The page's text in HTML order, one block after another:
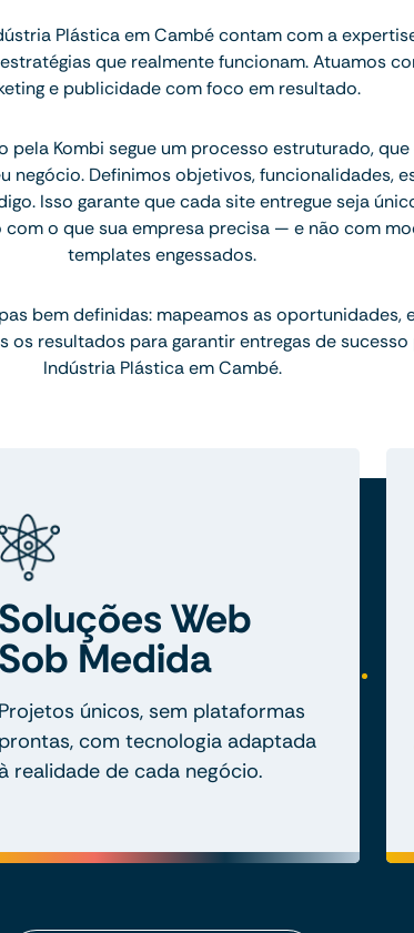
Plástica em Cambé contam com a
que realmente funcionam. Atuamos
e publicidade com foco em resultado.
pela Kombi segue um processo estruturado,
negócio. Definimos objetivos, funcionalidades,
Isso garante que cada site entregue seja
o que sua empresa precisa — e não com
templates engessados.
bem definidas: mapeamos as oportunidades,
os resultados para garantir entregas de
Indústria Plástica em Cambé.
Soluções Web
Sob Medida
Projetos únicos, sem plataformas
prontas, com tecnologia adaptada
à realidade de cada negócio.